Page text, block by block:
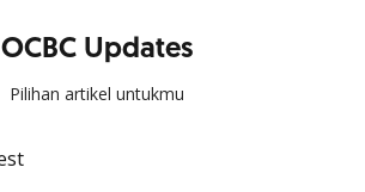
OCBC Updates
Pilihan artikel untukmu